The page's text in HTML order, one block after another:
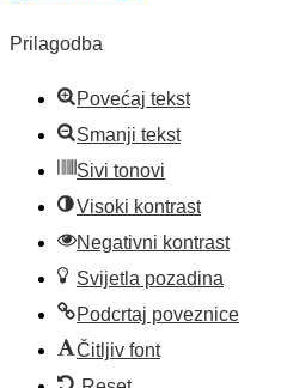
Prilagodba
Povećaj tekst
Smanji tekst
Sivi tonovi
Visoki kontrast
Negativni kontrast
Svijetla pozadina
Podcrtaj poveznice
Čitljiv font